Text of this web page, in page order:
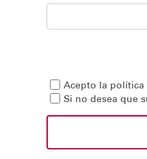
Acepto la
Si no desea que